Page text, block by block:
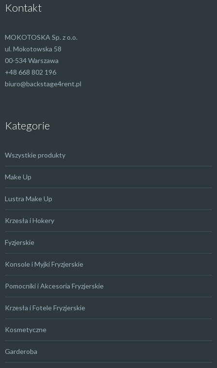
Kontakt
MOKOTOSKA Sp. z o.o.
ul. Mokotowska 58
00-534 Warszawa
+48 668 802 196
biuro@backstage4rent.pl
Kategorie
Wszystkie produkty
Make Up
Lustra Make Up
Krzesła i Hokery
Fyzjerskie
Konsole i Myjki Fryzjerskie
Pomocniki i Akcesoria Fryzjerskie
Krzesła i Fotele Fryzjerskie
Kosmetyczne
Garderoba